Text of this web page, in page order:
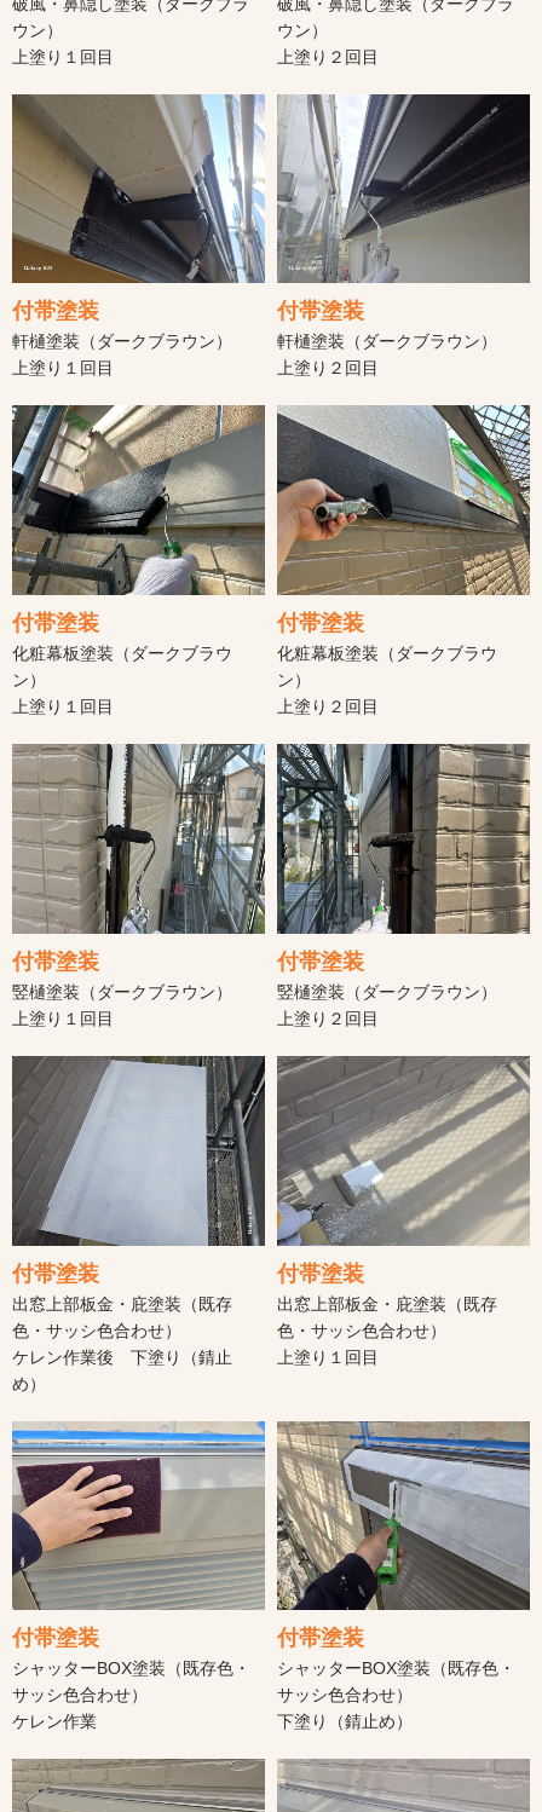
ウン）
上塗り１回目
ウン）
上塗り２回目
付帯塗装
軒樋塗装（ダークブラウン）
上塗り１回目
付帯塗装
軒樋塗装（ダークブラウン）
上塗り２回目
付帯塗装
化粧幕板塗装（ダークブラウ
ン）
上塗り１回目
付帯塗装
化粧幕板塗装（ダークブラウ
ン）
上塗り２回目
付帯塗装
竪樋塗装（ダークブラウン）
上塗り１回目
付帯塗装
竪樋塗装（ダークブラウン）
上塗り２回目
付帯塗装
出窓上部板金・庇塗装（既存
色・サッシ色合わせ）
ケレン作業後 下塗り（錆止
め）
付帯塗装
出窓上部板金・庇塗装（既存
色・サッシ色合わせ）
上塗り１回目
付帯塗装
シャッターBOX塗装（既存色・
サッシ色合わせ）
ケレン作業
付帯塗装
シャッターBOX塗装（既存色・
サッシ色合わせ）
下塗り（錆止め）